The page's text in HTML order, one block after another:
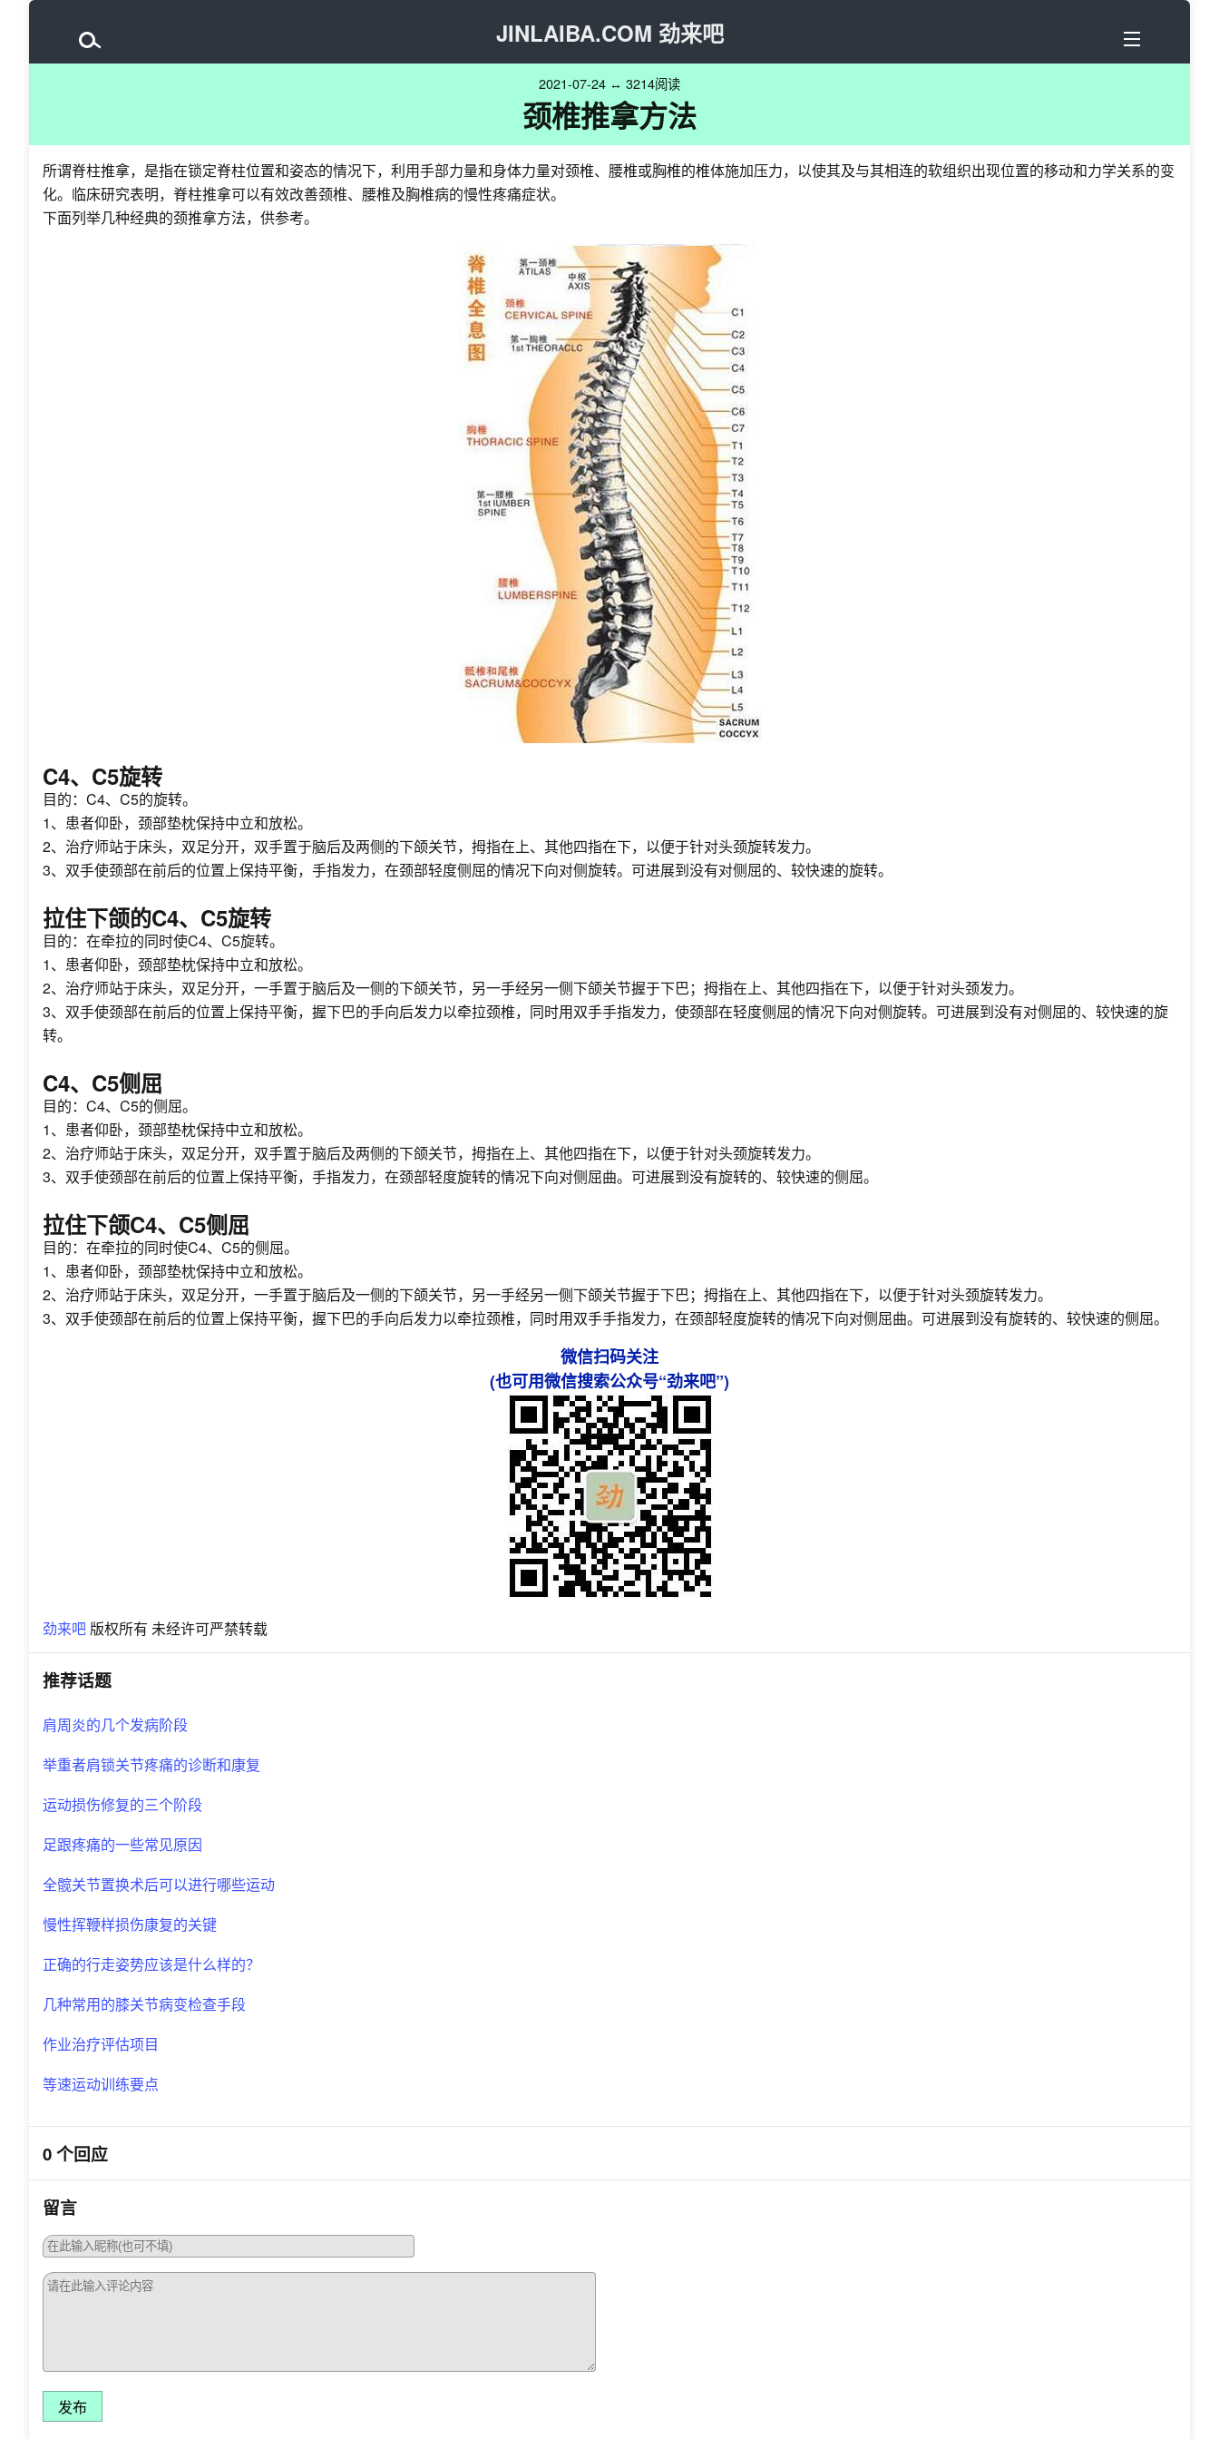
JINLAIBA.COM 劲来吧
2021-07-24 ↔ 3214阅读
颈椎推拿方法
所谓脊柱推拿，是指在锁定脊柱位置和姿态的情况下，利用手部力量和身体力量对颈椎、腰椎或胸椎的椎体施加压力，以使其及与其相连的软组织出现位置的移动和力学关系的变
化。临床研究表明，脊柱推拿可以有效改善颈椎、腰椎及胸椎病的慢性疼痛症状。
下面列举几种经典的颈推拿方法，供参考。
C4、C5旋转
目的：C4、C5的旋转。
1、患者仰卧，颈部垫枕保持中立和放松。
2、治疗师站于床头，双足分开，双手置于脑后及两侧的下颌关节，拇指在上、其他四指在下，以便于针对头颈旋转发力。
3、双手使颈部在前后的位置上保持平衡，手指发力，在颈部轻度侧屈的情况下向对侧旋转。可进展到没有对侧屈的、较快速的旋转。
拉住下颌的C4、C5旋转
目的：在牵拉的同时使C4、C5旋转。
1、患者仰卧，颈部垫枕保持中立和放松。
2、治疗师站于床头，双足分开，一手置于脑后及一侧的下颌关节，另一手经另一侧下颌关节握于下巴；拇指在上、其他四指在下，以便于针对头颈发力。
3、双手使颈部在前后的位置上保持平衡，握下巴的手向后发力以牵拉颈椎，同时用双手手指发力，使颈部在轻度侧屈的情况下向对侧旋转。可进展到没有对侧屈的、较快速的旋
转。
C4、C5侧屈
目的：C4、C5的侧屈。
1、患者仰卧，颈部垫枕保持中立和放松。
2、治疗师站于床头，双足分开，双手置于脑后及两侧的下颌关节，拇指在上、其他四指在下，以便于针对头颈旋转发力。
3、双手使颈部在前后的位置上保持平衡，手指发力，在颈部轻度旋转的情况下向对侧屈曲。可进展到没有旋转的、较快速的侧屈。
拉住下颌C4、C5侧屈
目的：在牵拉的同时使C4、C5的侧屈。
1、患者仰卧，颈部垫枕保持中立和放松。
2、治疗师站于床头，双足分开，一手置于脑后及一侧的下颌关节，另一手经另一侧下颌关节握于下巴；拇指在上、其他四指在下，以便于针对头颈旋转发力。
3、双手使颈部在前后的位置上保持平衡，握下巴的手向后发力以牵拉颈椎，同时用双手手指发力，在颈部轻度旋转的情况下向对侧屈曲。可进展到没有旋转的、较快速的侧屈。
微信扫码关注
(也可用微信搜索公众号“劲来吧”)
劲来吧 版权所有 未经许可严禁转载
推荐话题
肩周炎的几个发病阶段
举重者肩锁关节疼痛的诊断和康复
运动损伤修复的三个阶段
足跟疼痛的一些常见原因
全髋关节置换术后可以进行哪些运动
慢性挥鞭样损伤康复的关键
正确的行走姿势应该是什么样的？
几种常用的膝关节病变检查手段
作业治疗评估项目
等速运动训练要点
0 个回应
留言
发布